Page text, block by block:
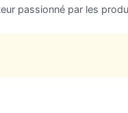
passionné par les